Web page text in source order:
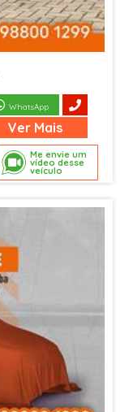
Me envie um
vídeo desse
veículo
WhatsApp
Ver Mais